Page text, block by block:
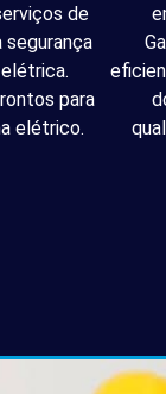
de
segurança
para
elétrico.